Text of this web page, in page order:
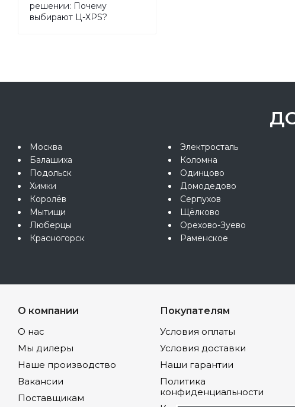
решении: Почему
выбирают Ц-XPS?
Москва
Балашиха
Подольск
Химки
Королёв
Мытищи
Люберцы
Красногорск
Электросталь
Коломна
Одинцово
Домодедово
Серпухов
Щёлково
Орехово-Зуево
Раменское
О компании
О нас
Мы дилеры
Наше производство
Вакансии
Поставщикам
Покупателям
Условия оплаты
Условия доставки
Наши гарантии
Политика
конфиденциальности